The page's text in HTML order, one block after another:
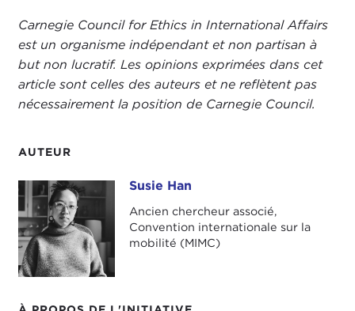
AUTEUR
Susie Han Susie Han
Ancien chercheur associé,
Convention internationale sur la
mobilité (MIMC)
Carnegie Council for Ethics in International Affairs
est un organisme indépendant et non partisan à
but non lucratif. Les opinions exprimées dans cet
article sont celles des auteurs et ne reflètent pas
nécessairement la position de Carnegie Council.